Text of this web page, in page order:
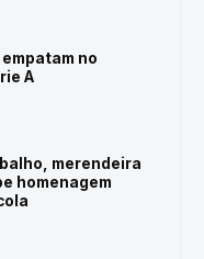
no
A
merendeira
homenagem